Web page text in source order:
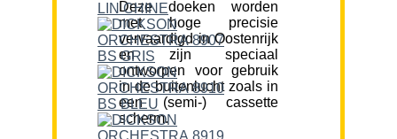
Deze doeken worden
met hoge precisie
vervaardigd in Oostenrijk
en zijn speciaal
ontworpen voor gebruik
in de buitenlucht zoals in
een (semi-) cassette
scherm.